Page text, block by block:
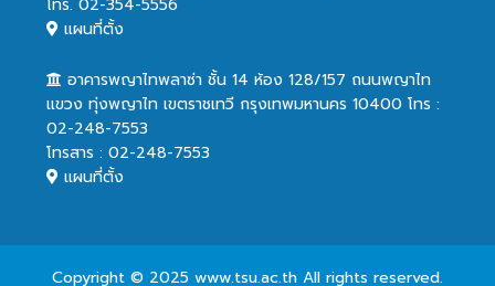
โทร. 02-354-5556
แผนที่ตั้ง
อาคารพญาไทพลาซ่า ชั้น 14 ห้อง 128/157 ถนนพญาไท
แขวง ทุ่งพญาไท เขตราชเทวี กรุงเทพมหานคร 10400 โทร :
02-248-7553
โทรสาร : 02-248-7553
แผนที่ตั้ง
Copyright © 2025 www.tsu.ac.th All rights reserved.